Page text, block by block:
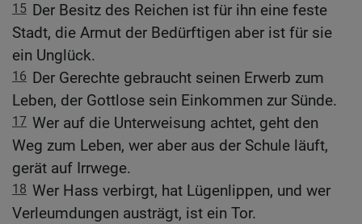
15 Der Besitz des Reichen ist für ihn eine feste
Stadt, die Armut der Bedürftigen aber ist für sie
ein Unglück.
16 Der Gerechte gebraucht seinen Erwerb zum
Leben, der Gottlose sein Einkommen zur Sünde.
17 Wer auf die Unterweisung achtet, geht den
Weg zum Leben, wer aber aus der Schule läuft,
gerät auf Irrwege.
18 Wer Hass verbirgt, hat Lügenlippen, und wer
Verleumdungen austrägt, ist ein Tor.